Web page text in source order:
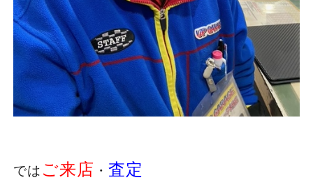
ではご来店 ・ 査定